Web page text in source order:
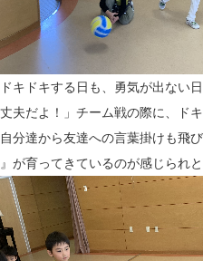
キドキする日も、勇気が出ない
夫だよ！」チーム戦の際に、ド
分達から友達への言葉掛けも飛
』が育ってきているのが感じられ